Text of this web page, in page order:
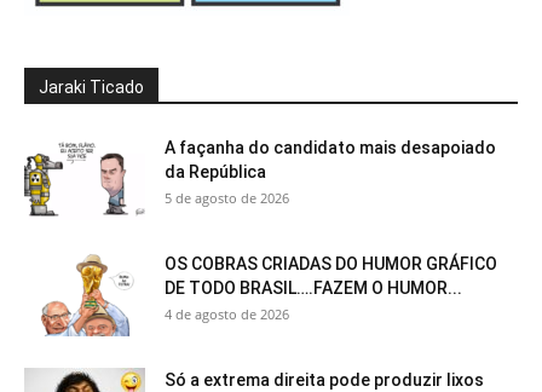
Jaraki Ticado
A façanha do candidato mais desapoiado
da República
5 de agosto de 2026
OS COBRAS CRIADAS DO HUMOR GRÁFICO
DE TODO BRASIL….FAZEM O HUMOR...
4 de agosto de 2026
Só a extrema direita pode produzir lixos